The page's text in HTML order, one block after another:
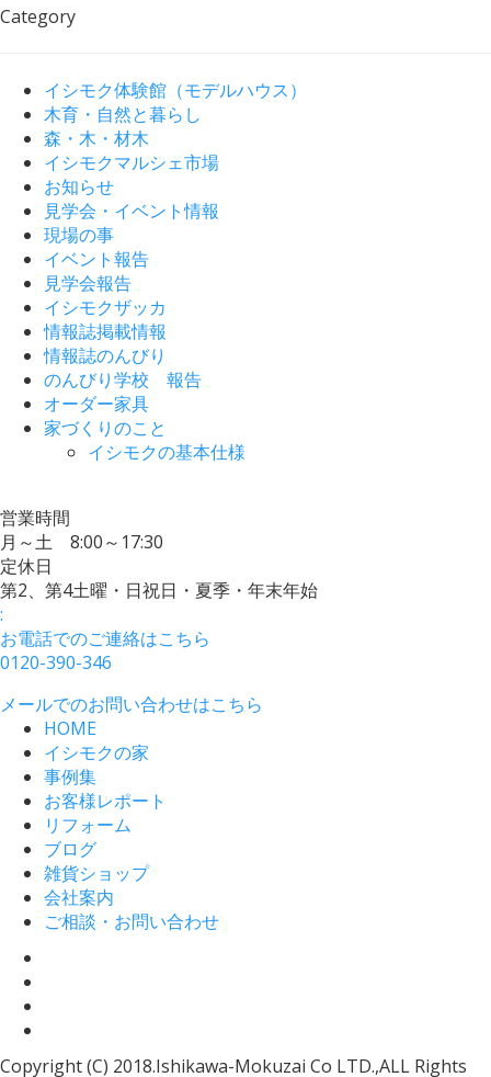
Category
イシモク体験館（モデルハウス）
木育・自然と暮らし
森・木・材木
イシモクマルシェ市場
お知らせ
見学会・イベント情報
現場の事
イベント報告
見学会報告
イシモクザッカ
情報誌掲載情報
情報誌のんびり
のんびり学校 報告
オーダー家具
家づくりのこと
イシモクの基本仕様
営業時間
月～土 8:00～17:30
定休日
第2、第4土曜・日祝日・夏季・年末年始
:
お電話でのご連絡はこちら
0120-390-346
メールでのお問い合わせはこちら
HOME
イシモクの家
事例集
お客様レポート
リフォーム
ブログ
雑貨ショップ
会社案内
ご相談・お問い合わせ
Copyright (C) 2018.Ishikawa-Mokuzai Co LTD.,ALL Rights